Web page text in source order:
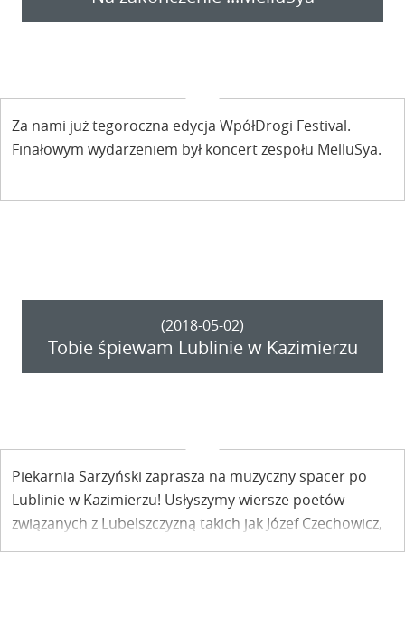
Za nami już tegoroczna edycja WpółDrogi Festival.
Finałowym wydarzeniem był koncert zespołu MelluSya.
(2018-05-02)
Tobie śpiewam Lublinie w Kazimierzu
Piekarnia Sarzyński zaprasza na muzyczny spacer po
Lublinie w Kazimierzu! Usłyszymy wiersze poetów
związanych z Lubelszczyzną takich jak Józef Czechowicz,
Edward Stachura, Julia Hartwig w muzycznej aranżacji